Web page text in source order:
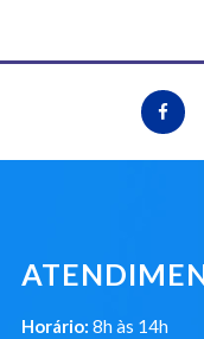
Horário: 8h às 14h